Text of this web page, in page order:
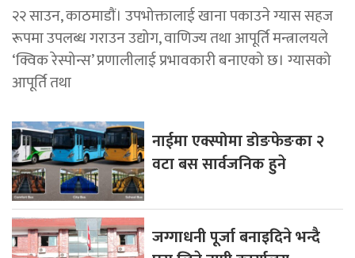
२२ साउन, काठमाडाैं। उपभोक्तालाई खाना पकाउने ग्यास सहज
रूपमा उपलब्ध गराउन उद्योग, वाणिज्य तथा आपूर्ति मन्त्रालयले
‘क्विक रेस्पोन्स’ प्रणालीलाई प्रभावकारी बनाएको छ। ग्यासको
आपूर्ति तथा
नाईमा एक्स्पोमा डोङफेङका २
वटा बस सार्वजनिक हुने
जग्गाधनी पूर्जा बनाइदिने भन्दै